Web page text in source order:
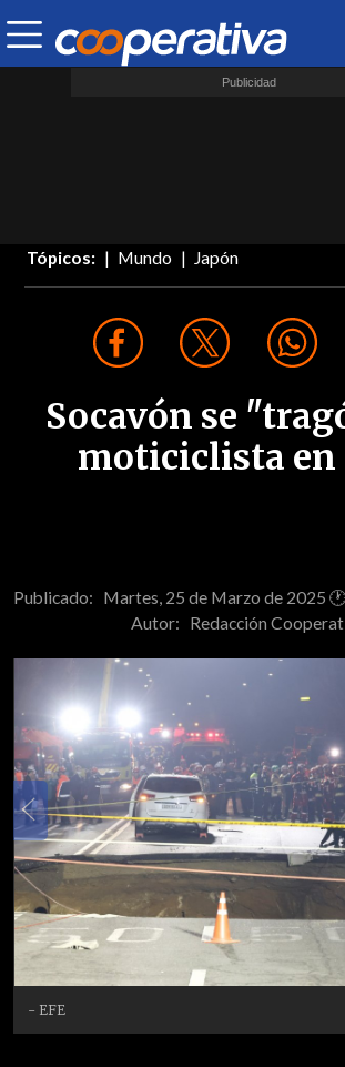
Tópicos: Mundo Japón
Socavón se
moticiclista en
Publicado: Martes, 25 de Marzo de 2025
Autor: Redacción
- EFE